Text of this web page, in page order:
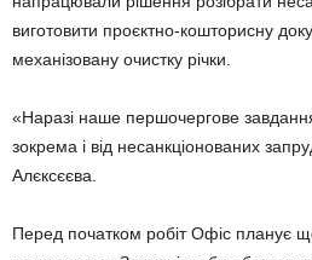
виготовити проєктно-кошторисну
механізовану очистку річки.
«Наразі наше першочергове завдання
зокрема і від несанкціонованих
Алєксєєва.
Перед початком робіт Офіс планує ще